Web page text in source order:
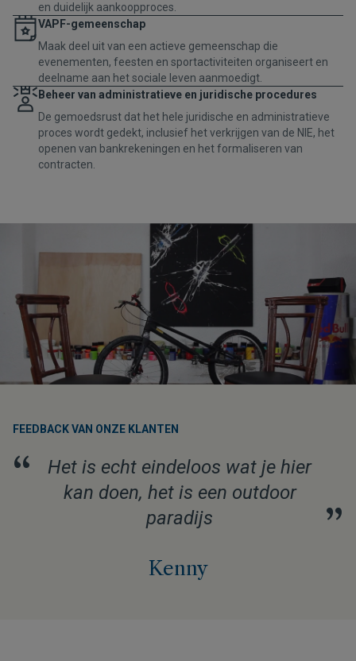
en duidelijk aankoopproces.
VAPF-gemeenschap
Maak deel uit van een actieve gemeenschap die
evenementen, feesten en sportactiviteiten organiseert en
deelname aan het sociale leven aanmoedigt.
Beheer van administratieve en juridische procedures
De gemoedsrust dat het hele juridische en administratieve
proces wordt gedekt, inclusief het verkrijgen van de NIE, het
openen van bankrekeningen en het formaliseren van
contracten.
FEEDBACK VAN ONZE KLANTEN
“
Het is echt eindeloos wat je hier
kan doen, het is een outdoor
paradijs
”
Kenny